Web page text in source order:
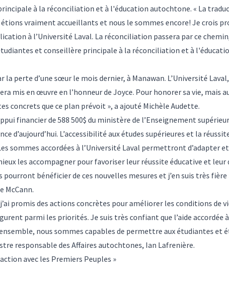
à la réconciliation et à l'éducation autochtone. « La
étions vraiment accueillants et nous le sommes encore! Je crois
à l’Université Laval. La réconciliation passera par ce
et conseillère principale à la réconciliation et à
la perte d’une sœur le mois dernier, à Manawan. L’Université
mis en œuvre en l’honneur de Joyce. Pour honorer sa vie, mais
concrets que ce plan prévoit », a ajouté Michèle Audette.
financier de 588 500$ du ministère de l’Enseignement
d’aujourd’hui. L’accessibilité aux études supérieures et la
sommes accordées à l’Université Laval permettront d’adapter
les accompagner pour favoriser leur réussite éducative et
pourront bénéficier de ces nouvelles mesures et j’en suis très
McCann.
promis des actions concrètes pour améliorer les conditions de
parmi les priorités. Je suis très confiant que l’aide
nous sommes capables de permettre aux étudiantes
responsable des Affaires autochtones, Ian Lafrenière.
avec les Premiers Peuples »